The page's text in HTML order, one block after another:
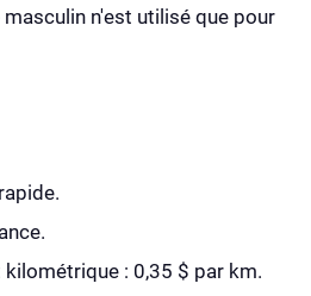
masculin n'est utilisé que pour
: 0,35 $ par km.